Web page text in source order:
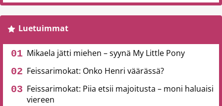
Luetuimmat
Mikaela jätti miehen – syynä My Little Pony
Feissarimokat: Onko Henri väärässä?
Feissarimokat: Piia etsii majoitusta – moni haluaisi
viereen